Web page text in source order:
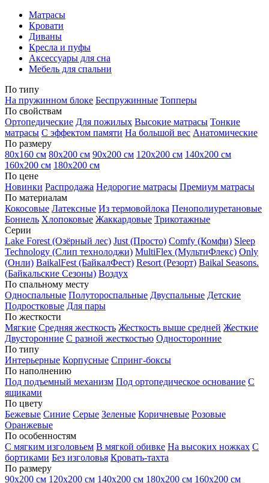
Матрасы
Кровати
Диваны
Кресла и пуфы
Аксессуары для сна
Мебель для спальни
По типу
На пружинном блоке Беспружинные Топперы
По свойствам
Ортопедические Для пожилых Высокие матрасы Тонкие
матрасы С эффектом памяти На большой вес Анатомические
По размеру
80х160 см 80х200 см 90х200 см 120х200 см 140х200 см
160х200 см 180х200 см
По цене
Новинки Распродажа Недорогие матрасы Премиум матрасы
По материалам
Кокосовые Латексные Из термовойлока Пенополиуретановые
Боннель Хлопоковые Жаккардовые Трикотажные
Серии
Lake Forest (Озёрный лес) Just (Просто) Comfy (Комфи) Sleep
Technology (Слип технолоджи) MultiFlex (МультиФлекс) Only
(Онли) BaikalFest (БайкалФест) Resort (Резорт) Baikal Seasons.
(Байкальские Сезоны) Воздух
По спальному месту
Односпальные Полутороспальные Двуспальные Детские
Подростковые Для пары
По жесткости
Мягкие Средняя жесткость Жесткость выше средней Жесткие
Двусторонние С разной жесткостью Односторонние
По типу
Интерьерные Корпусные Спринг-боксы
По наполнению
Под подъемный механизм Под ортопедическое основание С
ящиками
По цвету
Бежевые Синие Серые Зеленые Коричневые Розовые
Оранжевые
По особенностям
С мягким изголовьем В мягкой обивке На высоких ножках С
бортиками Без изголовья Кровать-тахта
По размеру
90х200 см 120х200 см 140х200 см 180х200 см 160х200 см